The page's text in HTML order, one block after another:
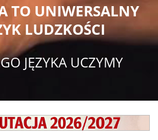
TO UNIWERSALNY
LUDZKOŚCI
JĘZYKA UCZYMY